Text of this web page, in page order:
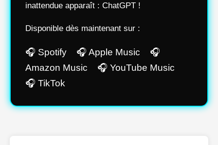
inattendue apparaît : ChatGPT !
Disponible dès maintenant sur :
🎧 Spotify 🎧 Apple Music 🎧
Amazon Music 🎧 YouTube Music
🎧 TikTok